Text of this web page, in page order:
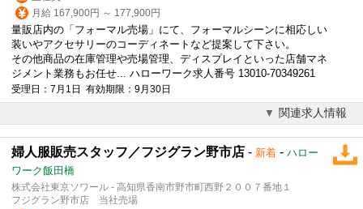
月給 167,900円 ～ 177,900円
量販店内の「フォーマル売場」にて、フォーマルシーンに相応しい
装いやアクセサリーのコーディネートなど提案して下さい。
その他商品の在庫管理や売場管理、ディスプレイといった店舗マネ
ジメント業務もお任せ... ハローワーク求人番号 13010-70349261
受理日：7月1日 有効期限：9月30日
関連求人情報
婦人服販売スタッフ／フジグラン野市店 - 新着 - ハロー
ワーク飯田橋
株式会社東京ソワール - 高知県香南市野市町西野２００７番地１
フジグラン野市店 当社売場